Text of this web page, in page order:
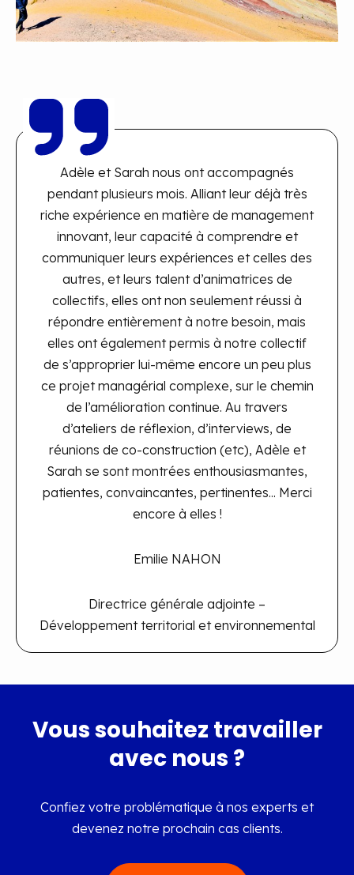
Adèle et Sarah nous ont accompagnés
pendant plusieurs mois. Alliant leur déjà très
riche expérience en matière de management
innovant, leur capacité à comprendre et
communiquer leurs expériences et celles des
autres, et leurs talent d’animatrices de
collectifs, elles ont non seulement réussi à
répondre entièrement à notre besoin, mais
elles ont également permis à notre collectif
de s’approprier lui-même encore un peu plus
ce projet managérial complexe, sur le chemin
de l’amélioration continue. Au travers
d’ateliers de réflexion, d’interviews, de
réunions de co-construction (etc), Adèle et
Sarah se sont montrées enthousiasmantes,
patientes, convaincantes, pertinentes... Merci
encore à elles !
Emilie NAHON
Directrice générale adjointe –
Développement territorial et environnemental
Vous souhaitez travailler
avec nous ?
Confiez votre problématique à nos experts et
devenez notre prochain cas clients.